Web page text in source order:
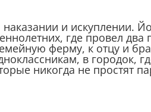
и искуплении.
где провел два
ферму, к отцу и
в городок,
никогда не простят